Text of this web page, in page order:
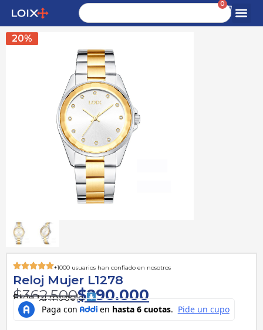
0
20%
+1000 usuarios han confiado en nosotros
Reloj Mujer L1278
$362.500$290.000
Elige tu modelo